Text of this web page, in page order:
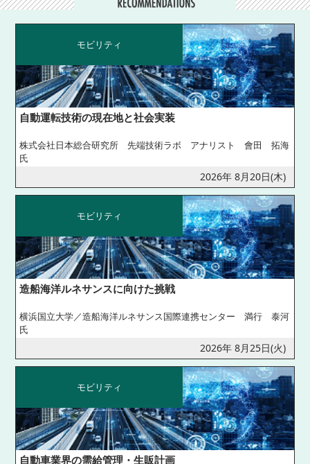
モビリティ
自動運転技術の現在地と社会実装
株式会社日本総合研究所 先端技術ラボ アナリスト 會田 拓海
氏
2026年 8月20日(木)
モビリティ
造船海洋ルネサンスに向けた挑戦
横浜国立大学／造船海洋ルネサンス国際連携センター 満行 泰河
氏
2026年 8月25日(火)
モビリティ
自動車業界の需給管理・生販計画